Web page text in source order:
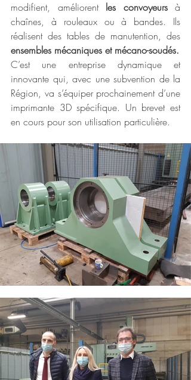
modifient, améliorent les convoyeurs à
chaînes, à rouleaux ou à bandes. Ils
ensembles mécaniques et mécano-soudés.
C’est une entreprise dynamique et
innovante qui, avec une subvention de la
Région, va s’équiper prochainement d’une
imprimante 3D spécifique. Un brevet est
en cours pour son utilisation particulière.